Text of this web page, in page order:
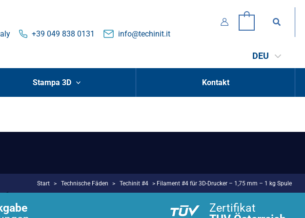
+39 049 838 0131 info@techinit.it
Suchen
DEU
Stampa 3D Kontakt
Start > Technische Fäden > Techinit #4 > Filament #4 für 3D-Drucker – 1,75 mm – 1 kg Spule
Zertifikat